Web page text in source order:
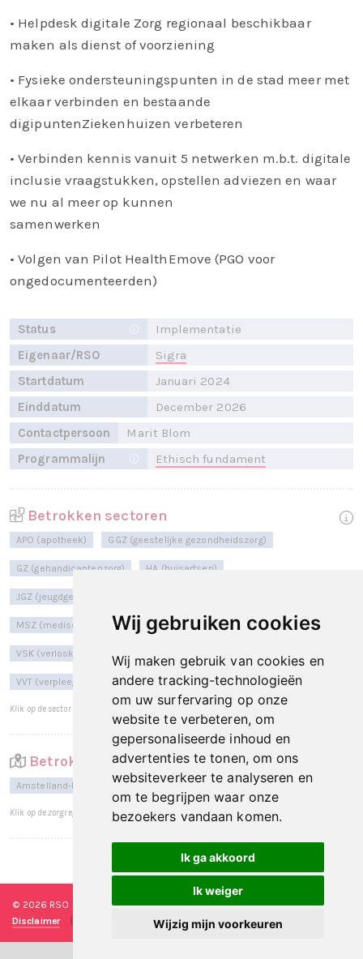
Wij gebruiken cookies
Wij maken gebruik van cookies en
andere tracking-technologieën
om uw surfervaring op onze
website te verbeteren, om
gepersonaliseerde inhoud en
advertenties te tonen, om ons
websiteverkeer te analyseren en
om te begrijpen waar onze
bezoekers vandaan komen.
Ik ga akkoord
Ik weiger
Wijzig mijn voorkeuren
• Helpdesk digitale Zorg regionaal beschikbaar
maken als dienst of voorziening
• Fysieke ondersteuningspunten in de stad meer met
elkaar verbinden en bestaande
digipuntenZiekenhuizen verbeteren
• Verbinden kennis vanuit 5 netwerken m.b.t. digitale
inclusie vraagstukken, opstellen adviezen en waar
we nu al meer op kunnen
samenwerken
• Volgen van Pilot HealthEmove (PGO voor
ongedocumenteerden)
Status
Implementatie
Eigenaar/RSO
Sigra
Startdatum
Januari 2024
Einddatum
December 2026
Contactpersoon
Marit Blom
Programmalijn
Ethisch fundament
Betrokken sectoren
APO (apotheek) GGZ (geestelijke gezondheidszorg)
GZ (gehandicaptenzorg) HA (huisartsen)
JGZ (jeugdgezondheidszorg)
MSZ (medische specialistische zorg) SD (sociaal domein)
VSK (verloskundigen)
VVT (verpleeg-, verzorgingshuizen en thuiszorg)
Klik op de sector voor een totaaloverzicht per sector.
Betrokken zorgregio's
Amstelland-Meerlanden Kennemerland Amsterdam
Klik op de zorgregio voor een totaaloverzicht per zorgregio.
Laatst bijgewerkt op: 15 september 2025
© 2026 RSO Nederland | Versie#1.2.2 | Algemene voorwaarden
Disclaimer
Privacy verklaring | Technische realisatie